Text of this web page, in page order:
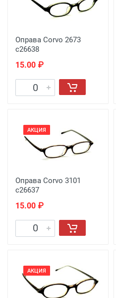
Оправа Corvo 2673
c26638
15.00 ₽
АКЦИЯ
Оправа Corvo 3101
c26637
15.00 ₽
АКЦИЯ